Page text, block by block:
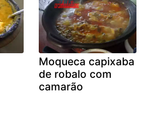
Moqueca capixaba
de robalo com
camarão